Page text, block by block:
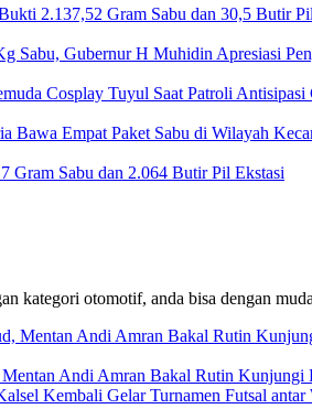
2.137,52 Gram Sabu dan 30,5 Butir
Sabu, Gubernur H Muhidin Apresiasi
Cosplay Tuyul Saat Patroli Antisipasi
Bawa Empat Paket Sabu di Wilayah
Gram Sabu dan 2.064 Butir Pil Ekstasi
kategori otomotif, anda bisa dengan
Mentan Andi Amran Bakal Rutin Kunjungi